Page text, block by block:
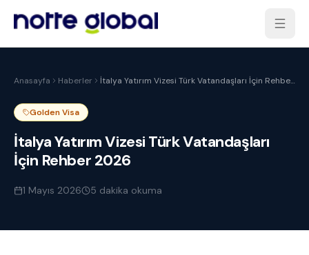
Anasayfa Haberler
İtalya Yatırım Vizesi Türk Vatandaşları İçin Rehber
Golden Visa
İtalya Yatırım Vizesi Türk Vatandaşları
İçin Rehber 2026
1 Mayıs 2026 5 dakika okuma